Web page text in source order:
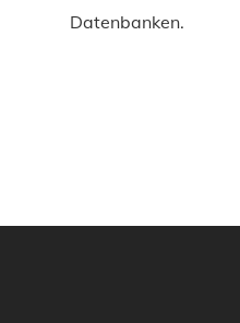
Datenbanken.